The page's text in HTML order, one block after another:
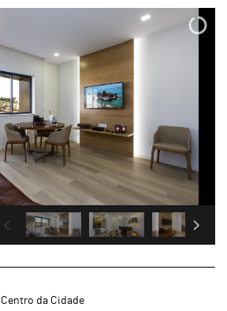
Centro da Cidade